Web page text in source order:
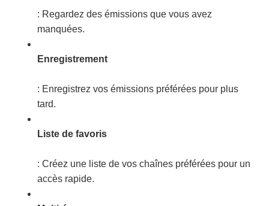
: Regardez des émissions que vous avez
manquées.
Enregistrement
: Enregistrez vos émissions préférées pour plus
tard.
Liste de favoris
: Créez une liste de vos chaînes préférées pour un
accès rapide.